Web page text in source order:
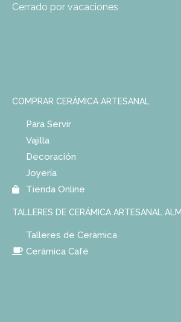
Cerrado por vacaciones
COMPRAR CERÁMICA ARTESANAL
Para Servir
Vajilla
Decoración
Joyería
Tienda Online
TALLERES DE CERÁMICA ARTESANAL
Talleres de Cerámica
Cerámica Café